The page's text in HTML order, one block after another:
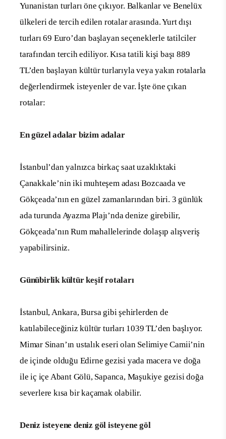
Yunanistan turları öne çıkıyor. Balkanlar ve Benelüx
ülkeleri de tercih edilen rotalar arasında. Yurt dışı
turları 69 Euro’dan başlayan seçeneklerle tatilciler
tarafından tercih ediliyor. Kısa tatili kişi başı 889
TL’den başlayan kültür turlarıyla veya yakın rotalarla
değerlendirmek isteyenler de var. İşte öne çıkan
rotalar:
En güzel adalar bizim adalar
İstanbul’dan yalnızca birkaç saat uzaklıktaki
Çanakkale’nin iki muhteşem adası Bozcaada ve
Gökçeada’nın en güzel zamanlarından biri. 3 günlük
ada turunda Ayazma Plajı’nda denize girebilir,
Gökçeada’nın Rum mahallelerinde dolaşıp alışveriş
yapabilirsiniz.
Günübirlik kültür keşif rotaları
İstanbul, Ankara, Bursa gibi şehirlerden de
katılabileceğiniz kültür turları 1039 TL’den başlıyor.
Mimar Sinan’ın ustalık eseri olan Selimiye Camii’nin
de içinde olduğu Edirne gezisi yada macera ve doğa
ile iç içe Abant Gölü, Sapanca, Maşukiye gezisi doğa
severlere kısa bir kaçamak olabilir.
Deniz isteyene deniz göl isteyene göl